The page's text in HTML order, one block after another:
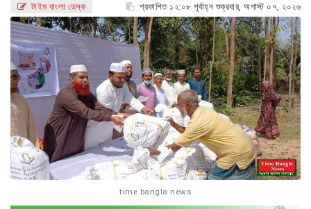
টাইম বাংলা ডেস্ক প্রকাশিত ১২:০৮ পূর্বাহ্ন শুক্রবার, অগাস্ট ০৭, ২০২৬
time bangla news